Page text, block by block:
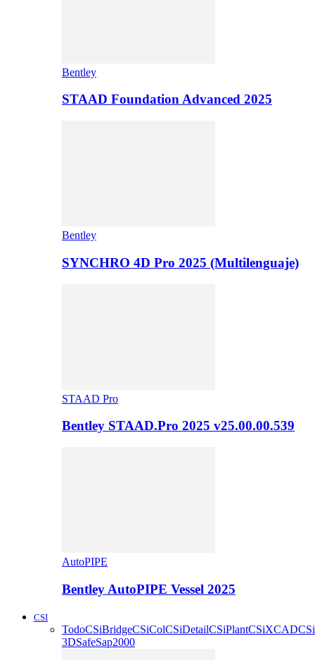
Bentley
STAAD Foundation Advanced 2025
Bentley
SYNCHRO 4D Pro 2025 (Multilenguaje)
STAAD Pro
Bentley STAAD.Pro 2025 v25.00.00.539
AutoPIPE
Bentley AutoPIPE Vessel 2025
CSI
TodoCSiBridgeCSiColCSiDetailCSiPlantCSiXCAD
3DSafeSap2000